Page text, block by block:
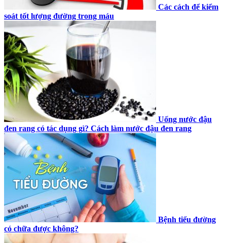
Các cách để kiểm
soát tốt lượng đường trong máu
Uống nước đậu
đen rang có tác dụng gì? Cách làm nước đậu đen rang
Bệnh tiểu đường
có chữa được không?